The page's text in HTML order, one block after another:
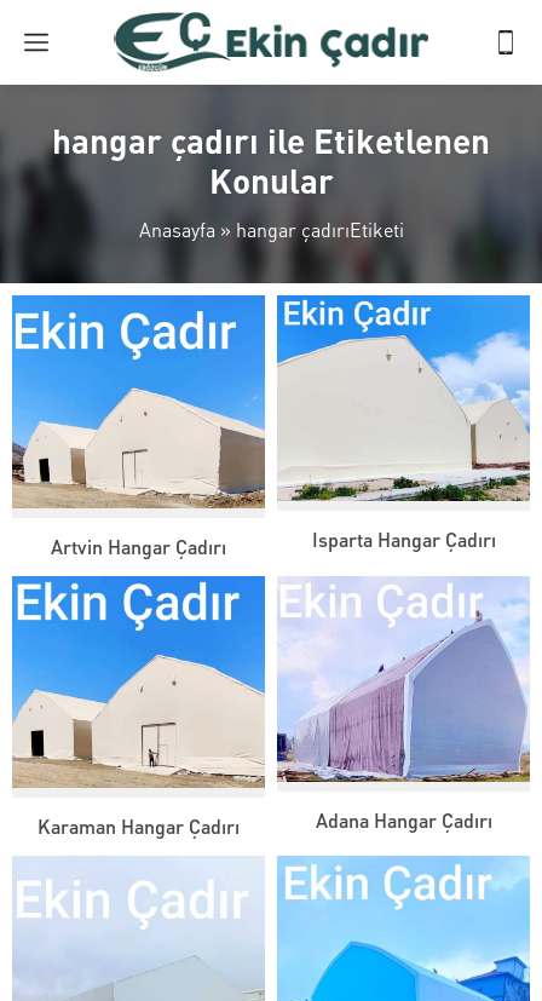
hangar çadırı ile Etiketlenen
Konular
Anasayfa » hangar çadırıEtiketi
Artvin Hangar Çadırı Isparta Hangar Çadırı
Karaman Hangar Çadırı Adana Hangar Çadırı